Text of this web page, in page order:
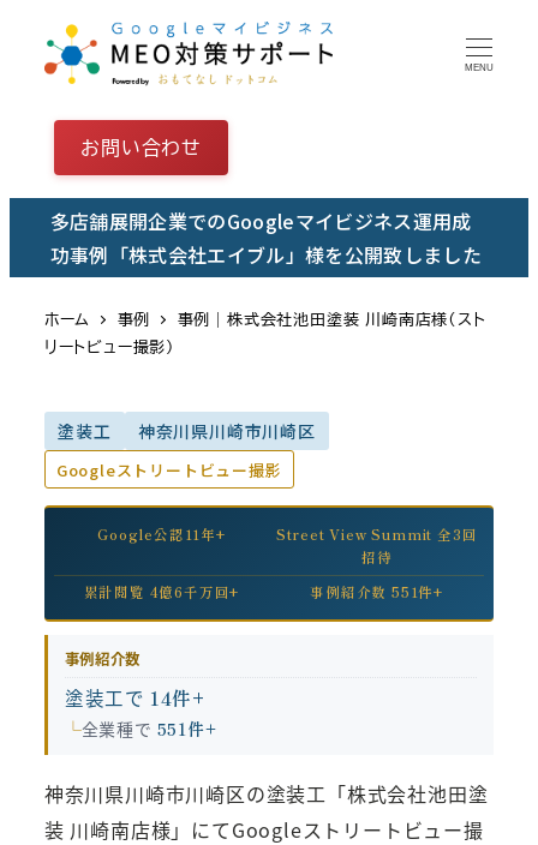
テ
MENU
お問い合わせ
多店舗展開企業でのGoogleマイビジネス運用成
功事例「株式会社エイブル」様を公開致しました
ホーム 事例
事例｜株式会社池田塗装 川崎南店様（スト
リートビュー撮影）
塗装工 神奈川県川崎市川崎区
Googleストリートビュー撮影
Google公認11年+
Street View Summit 全3回
招待
累計閲覧 4億6千万回+
事例紹介数 551件+
事例紹介数
塗装工で 14件+
全業種で 551件+
神奈川県川崎市川崎区の塗装工「株式会社池田塗
装 川崎南店様」にてGoogleストリートビュー撮